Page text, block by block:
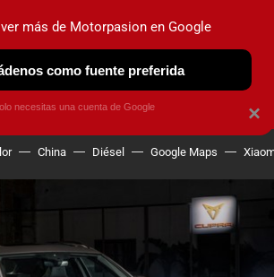
ELÉCTRICOS OBSERVATORIO
China Diésel Google Maps
×
más de Motorpasion en Google
como fuente preferida
necesitas una cuenta de Google